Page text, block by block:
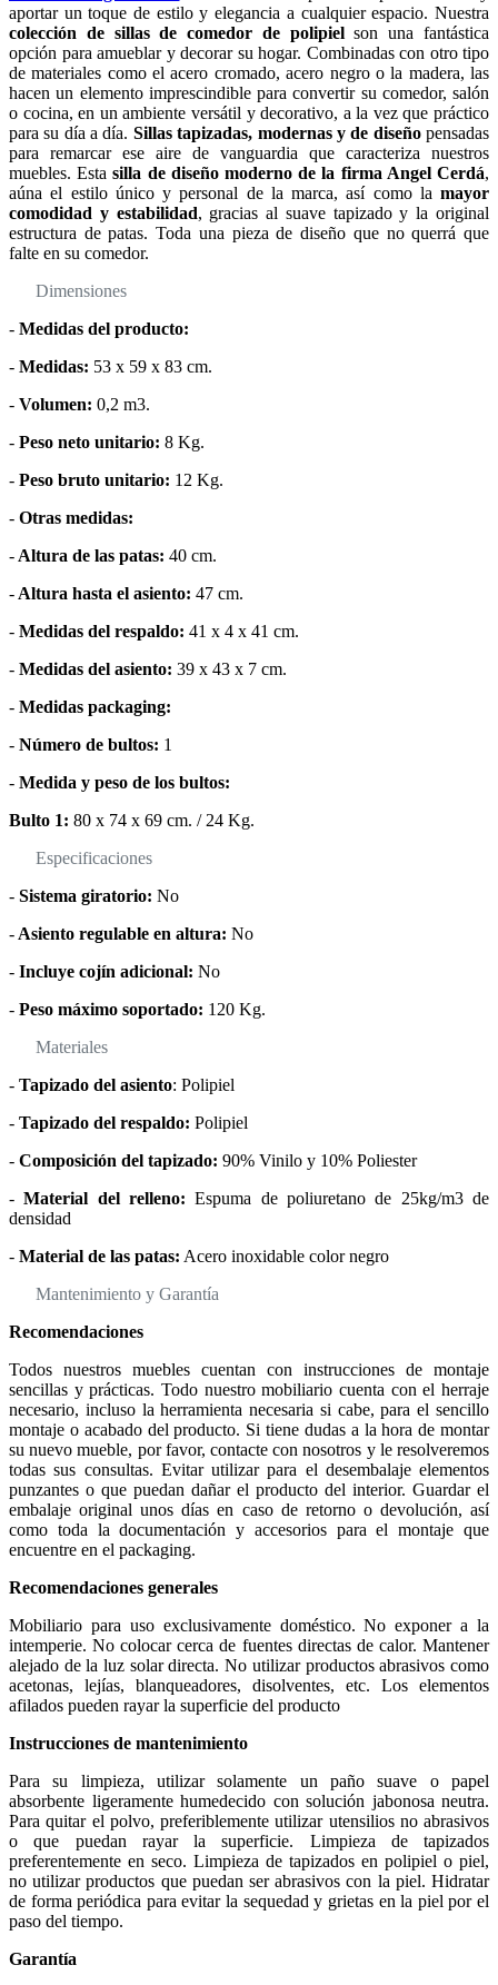
aportar un toque de estilo y elegancia a cualquier espacio. Nuestra
colección de sillas de comedor de polipielson una fantástica
opción para amueblar y decorar su hogar. Combinadas con otro tipo
de materiales como el acero cromado, acero negro o la madera, las
hacen un elemento imprescindible para convertir su comedor, salón
o cocina, en un ambiente versátil y decorativo, a la vez que práctico
para su día a día. Sillas tapizadas, modernas y de diseñopensadas
para remarcar ese aire de vanguardia que caracteriza nuestros
muebles. Estasilla de diseño moderno de la firma Angel Cerdá,
aúna el estilo único y personal de la marca, así como la mayor
comodidad y estabilidad, gracias al suave tapizado y la original
estructura de patas. Toda una pieza de diseño que no querrá que
falte en su comedor.
Dimensiones
- Medidas del producto:
- Medidas: 53 x 59 x 83 cm.
- Volumen: 0,2 m3.
- Peso neto unitario: 8 Kg.
- Peso bruto unitario: 12 Kg.
- Otras medidas:
- Altura de las patas: 40 cm.
- Altura hasta el asiento: 47 cm.
- Medidas del respaldo: 41 x 4 x 41 cm.
- Medidas del asiento: 39 x 43 x 7 cm.
- Medidas packaging:
- Número de bultos: 1
- Medida y peso de los bultos:
Bulto 1: 80 x 74 x 69 cm. / 24 Kg.
Especificaciones
- Sistema giratorio: No
- Asiento regulable en altura: No
- Incluye cojín adicional: No
- Peso máximo soportado: 120 Kg.
Materiales
- Tapizado del asiento: Polipiel
- Tapizado del respaldo: Polipiel
- Composición del tapizado: 90% Vinilo y 10% Poliester
- Material del relleno: Espuma de poliuretano de 25kg/m3 de
densidad
- Material de las patas: Acero inoxidable color negro
Mantenimiento y Garantía
Recomendaciones
Todos nuestros muebles cuentan con instrucciones de montaje
sencillas y prácticas. Todo nuestro mobiliario cuenta con el herraje
necesario, incluso la herramienta necesaria si cabe, para el sencillo
montaje o acabado del producto. Si tiene dudas a la hora de montar
su nuevo mueble, por favor, contacte con nosotros y le resolveremos
todas sus consultas. Evitar utilizar para el desembalaje elementos
punzantes o que puedan dañar el producto del interior. Guardar el
embalaje original unos días en caso de retorno o devolución, así
como toda la documentación y accesorios para el montaje que
encuentre en el packaging.
Recomendaciones generales
Mobiliario para uso exclusivamente doméstico. No exponer a la
intemperie. No colocar cerca de fuentes directas de calor. Mantener
alejado de la luz solar directa. No utilizar productos abrasivos como
acetonas, lejías, blanqueadores, disolventes, etc. Los elementos
afilados pueden rayar la superficie del producto
Instrucciones de mantenimiento
Para su limpieza, utilizar solamente un paño suave o papel
absorbente ligeramente humedecido con solución jabonosa neutra.
Para quitar el polvo, preferiblemente utilizar utensilios no abrasivos
o que puedan rayar la superficie. Limpieza de tapizados
preferentemente en seco. Limpieza de tapizados en polipiel o piel,
no utilizar productos que puedan ser abrasivos con la piel. Hidratar
de forma periódica para evitar la sequedad y grietas en la piel por el
paso del tiempo.
Garantía